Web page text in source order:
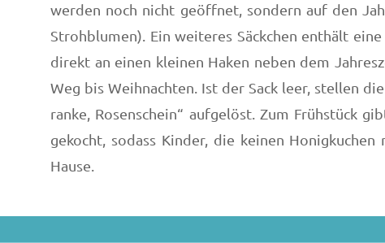
werden noch nicht geöffnet, sondern auf den
Strohblumen). Ein weiteres Säckchen enthält
direkt an einen kleinen Haken neben dem
Weg bis Weihnachten. Ist der Sack leer, stellen
ranke, Rosenschein“ aufgelöst. Zum Frühstück
gekocht, sodass Kinder, die keinen
Hause.